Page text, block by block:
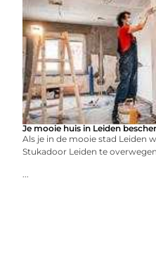
Je mooie huis in Leiden
Als je in de mooie stad Leiden
Stukadoor Leiden te
...